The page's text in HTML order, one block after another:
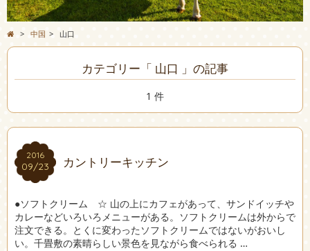
> 中国 > 山口
カテゴリー「 山口 」の記事
1 件
2016
09/23
2016
09/23 カントリーキッチン
●ソフトクリーム ☆ 山の上にカフェがあって、サンドイッチや
カレーなどいろいろメニューがある。ソフトクリームは外からで
注文できる。とくに変わったソフトクリームではないがおいし
い。千畳敷の素晴らしい景色を見ながら食べられる …